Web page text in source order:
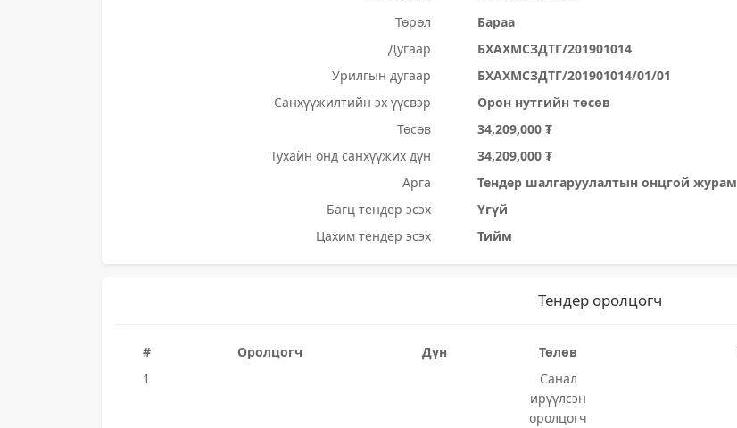
Төрөл
Бараа
Дугаар
БХАХМСЗДТГ/201901014
Урилгын дугаар
БХАХМСЗДТГ/201901014/01/01
Санхүүжилтийн эх үүсвэр
Орон нутгийн төсөв
Төсөв
34,209,000 ₮
Тухайн онд санхүүжих дүн
34,209,000 ₮
Арга
Тендер шалгаруулалтын онцгой журам
Багц тендер эсэх
Үгүй
Цахим тендер эсэх
Тийм
Тендер оролцогч
# Оролцогч Дүн Төлөв
1
Санал
ирүүлсэн
оролцогч